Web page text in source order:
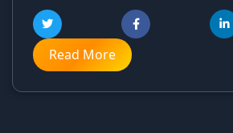
Read More